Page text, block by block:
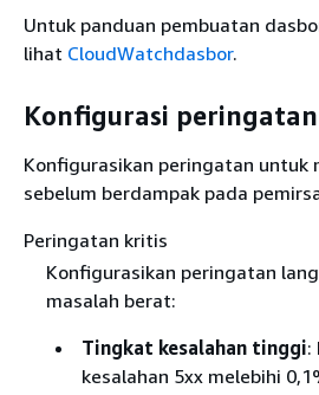
Untuk panduan pembuatan
lihat CloudWatchdasbor.
Konfigurasi peringatan
Konfigurasikan peringatan untuk
sebelum berdampak pada
Peringatan kritis
Konfigurasikan peringatan
masalah berat:
Tingkat kesalahan tinggi:
kesalahan 5xx melebihi